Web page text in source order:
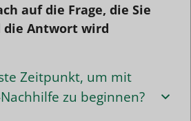
auf die Frage, die Sie
Antwort wird
Zeitpunkt, um mit
zu beginnen?